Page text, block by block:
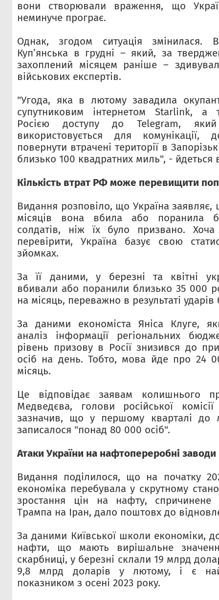
вони створювали враження, що
неминуче програє.
Однак, згодом ситуація змінилася.
Куп’янська в грудні – який, за
захоплений місяцем раніше –
військових експертів.
"Угода, яка в лютому завадила
супутниковим інтернетом Starlink, а
Росією доступу до Telegram,
використовується для комунікації,
повернути втрачені території в
близько 100 квадратних миль", - йдеться в
Кількість втрат РФ може перевищити
Видання розповіло, що Україна заявляє,
місяців вона вбила або поранила
солдатів, ніж їх було призвано.
перевірити, Україна базує свою
зйомках.
За її даними, у березні та квітні
вбивали або поранили близько 35 000
на місяць, переважно в результаті ударів
За даними економіста Яніса Клуге,
аналіз інформації регіональних
рівень призову в Росії знизився до
осіб на день. Тобто, мова йде про 24
місяць.
Це відповідає заявам колишнього
Медведєва, голови російської
зазначив, що у першому кварталі до
записалося "понад 80 000 осіб".
Атаки України на нафтопереробні
Видання поділилося, що на початку
економіка перебувала у скрутному
зростання цін на нафту, спричинене
Трампа на Іран, дало поштовх до
За даними Київської школи економіки,
нафти, що мають вирішальне
скарбниці, у березні склали 19 млрд
9,8 млрд доларів у лютому, і є
показником з осені 2023 року.